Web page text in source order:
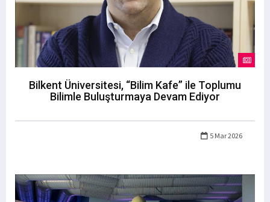
Bilkent Üniversitesi, “Bilim Kafe” ile Toplumu
Bilimle Buluşturmaya Devam Ediyor
5 Mar 2026